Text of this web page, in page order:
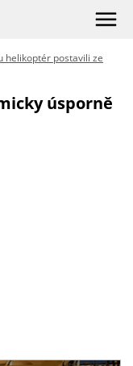
helikoptér postavili ze
úsporně